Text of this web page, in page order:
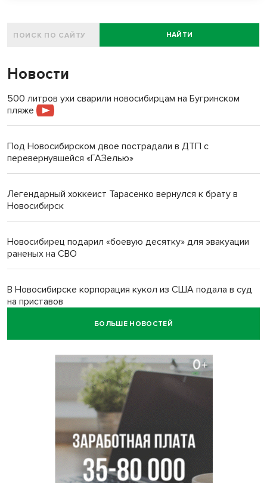
НАЙТИ
Новости
500 литров ухи сварили новосибирцам на Бугринском
пляже
Под Новосибирском двое пострадали в ДТП с
перевернувшейся «ГАЗелью»
Легендарный хоккеист Тарасенко вернулся к брату в
Новосибирск
Новосибирец подарил «боевую десятку» для эвакуации
раненых на СВО
В Новосибирске корпорация кукол из США подала в суд
на приставов
БОЛЬШЕ НОВОСТЕЙ